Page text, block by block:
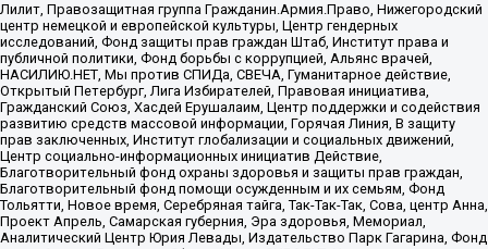
Лилит, Правозащитная группа Гражданин.Армия.Право, Нижегородский
центр немецкой и европейской культуры, Центр гендерных
исследований, Фонд защиты прав граждан Штаб, Институт права и
публичной политики, Фонд борьбы с коррупцией, Альянс врачей,
НАСИЛИЮ.НЕТ, Мы против СПИДа, СВЕЧА, Гуманитарное действие,
Открытый Петербург, Лига Избирателей, Правовая инициатива,
Гражданский Союз, Хасдей Ерушалаим, Центр поддержки и содействия
развитию средств массовой информации, Горячая Линия, В защиту
прав заключенных, Институт глобализации и социальных движений,
Центр социально-информационных инициатив Действие,
Благотворительный фонд охраны здоровья и защиты прав граждан,
Благотворительный фонд помощи осужденным и их семьям, Фонд
Тольятти, Новое время, Серебряная тайга, Так-Так-Так, Сова, центр Анна,
Проект Апрель, Самарская губерния, Эра здоровья, Мемориал,
Аналитический Центр Юрия Левады, Издательство Парк Гагарина, Фонд